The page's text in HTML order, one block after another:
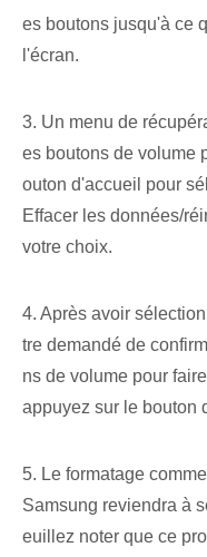
es boutons jusqu'à ce
l'écran.
3. Un menu de
es boutons de volume
outon d'accueil pour
Effacer les données/
votre choix.
4. Après avoir
tre demandé de
ns de volume pour
appuyez sur le bouton
5. Le formatage
Samsung reviendra à
euillez noter que ce